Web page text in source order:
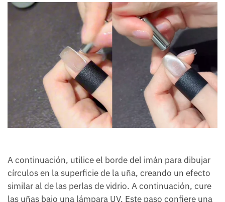
A continuación, utilice el borde del imán para dibujar
círculos en la superficie de la uña, creando un efecto
similar al de las perlas de vidrio. A continuación, cure
las uñas bajo una lámpara UV. Este paso confiere una